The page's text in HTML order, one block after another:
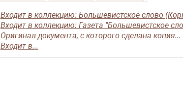
Входит в коллекцию: Большевистское слово
Входит в коллекцию: Газета "Большевистское
Оригинал документа, с которого сделана копия...
Входит в...